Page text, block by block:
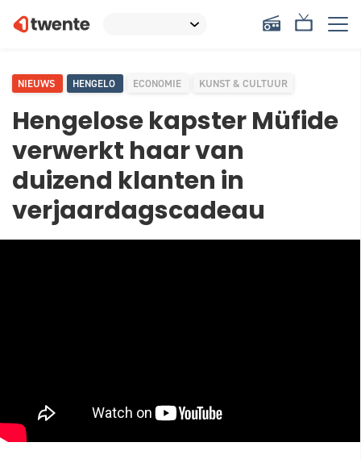
NIEUWS HENGELO ECONOMIE KUNST & CULTUUR
Hengelose kapster Müfide
verwerkt haar van
duizend klanten in
verjaardagscadeau